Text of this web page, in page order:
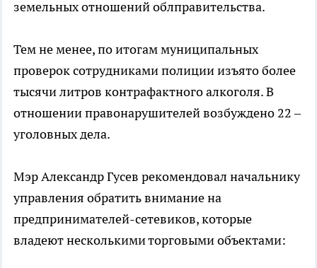
земельных отношений облправительства.
Тем не менее, по итогам муниципальных
проверок сотрудниками полиции изъято более
тысячи литров контрафактного алкоголя. В
отношении правонарушителей возбуждено 22 –
уголовных дела.
Мэр Александр Гусев рекомендовал начальнику
управления обратить внимание на
предпринимателей-сетевиков, которые
владеют несколькими торговыми объектами: